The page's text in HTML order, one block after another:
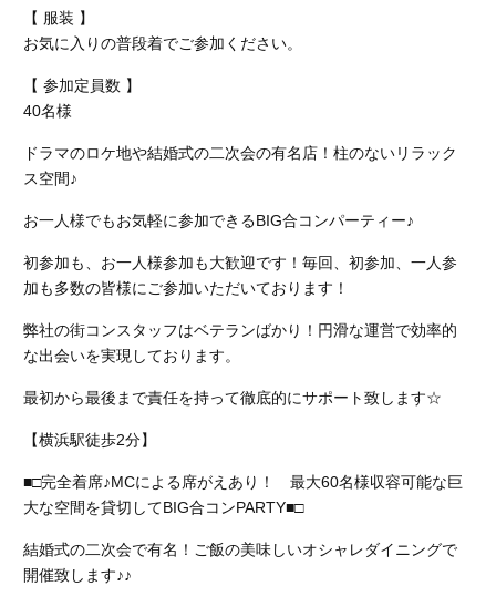
【 服装 】
お気に入りの普段着でご参加ください。
【 参加定員数 】
40名様
ドラマのロケ地や結婚式の二次会の有名店！柱のないリラック
ス空間♪
お一人様でもお気軽に参加できるBIG合コンパーティー♪
初参加も、お一人様参加も大歓迎です！毎回、初参加、一人参
加も多数の皆様にご参加いただいております！
弊社の街コンスタッフはベテランばかり！円滑な運営で効率的
な出会いを実現しております。
最初から最後まで責任を持って徹底的にサポート致します☆
【横浜駅徒歩2分】
■□完全着席♪MCによる席がえあり！ 最大60名様収容可能な巨
大な空間を貸切してBIG合コンPARTY■□
結婚式の二次会で有名！ご飯の美味しいオシャレダイニングで
開催致します♪♪